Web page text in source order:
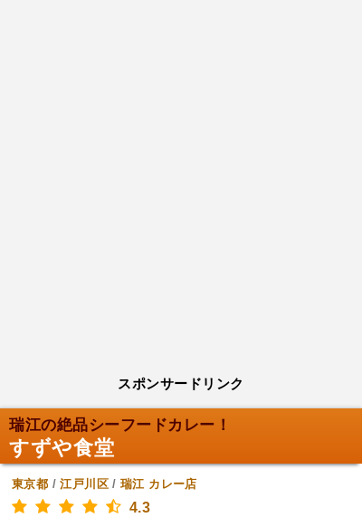
スポンサードリンク
瑞江の絶品シーフードカレー！
すずや食堂
東京都 /江戸川区/瑞江 カレー店
4.3